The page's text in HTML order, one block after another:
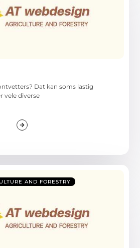
Dat kan soms lastig
vele diverse
AND FORESTRY